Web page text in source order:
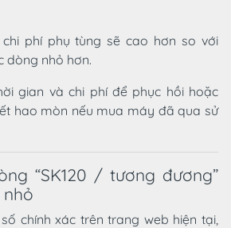
chi phí phụ tùng sẽ cao hơn so với
dòng nhỏ hơn.
gian và chi phí để phục hồi hoặc
hao mòn nếu mua máy đã qua sử
“SK120 / tương đương”
chính xác trên trang web hiện tại,